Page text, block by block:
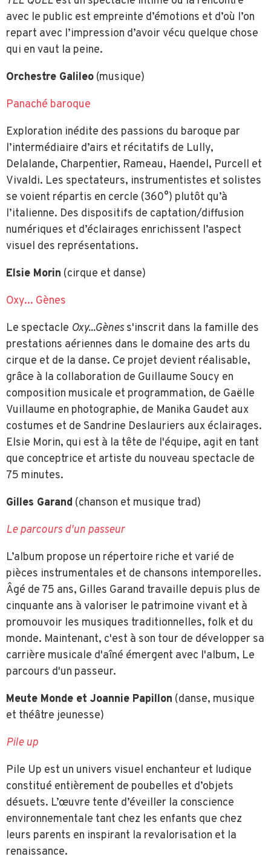
avec le public est empreinte d’émotions et d’où l’on
repart avec l’impression d’avoir vécu quelque chose
qui en vaut la peine.
Orchestre Galileo (musique)
Panaché baroque
Exploration inédite des passions du baroque par
l’intermédiaire d’airs et récitatifs de Lully,
Delalande, Charpentier, Rameau, Haendel, Purcell et
Vivaldi. Les spectateurs, instrumentistes et solistes
se voient répartis en cercle (360°) plutôt qu’à
l’italienne. Des dispositifs de captation/diffusion
numériques et d’éclairages enrichissent l’aspect
visuel des représentations.
Elsie Morin (cirque et danse)
Oxy... Gènes
Le spectacle Oxy...Gènes s'inscrit dans la famille des
prestations aériennes dans le domaine des arts du
cirque et de la danse. Ce projet devient réalisable,
grâce à la collaboration de Guillaume Soucy en
composition musicale et programmation, de Gaëlle
Vuillaume en photographie, de Manika Gaudet aux
costumes et de Sandrine Deslauriers aux éclairages.
Elsie Morin, qui est à la tête de l'équipe, agit en tant
que conceptrice et artiste du nouveau spectacle de
75 minutes.
Gilles Garand (chanson et musique trad)
Le parcours d'un passeur
L’album propose un répertoire riche et varié de
pièces instrumentales et de chansons intemporelles.
Âgé de 75 ans, Gilles Garand travaille depuis plus de
cinquante ans à valoriser le patrimoine vivant et à
promouvoir les musiques traditionnelles, folk et du
monde. Maintenant, c'est à son tour de développer sa
carrière musicale d'aîné émergent avec l'album, Le
parcours d'un passeur.
Meute Monde et Joannie Papillon (danse, musique
et théâtre jeunesse)
Pile up
Pile Up est un univers visuel enchanteur et ludique
constitué entièrement de poubelles et d’objets
désuets. L’œuvre tente d’éveiller la conscience
environnementale tant chez les enfants que chez
leurs parents en inspirant la revalorisation et la
renaissance.